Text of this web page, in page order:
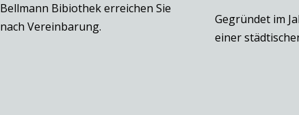
Bellmann Bibiothek erreichen Sie
nach Vereinbarung.
Gegründet im
einer